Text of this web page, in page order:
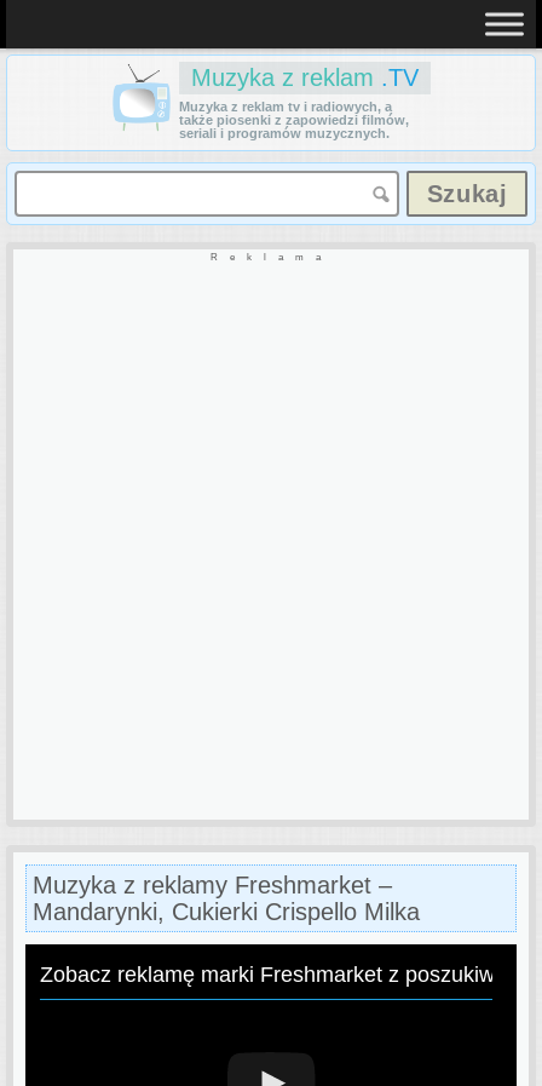
Muzyka z reklam .TV
Muzyka z reklam tv i radiowych, a
także piosenki z zapowiedzi filmów,
seriali i programów muzycznych.
Reklama
Muzyka z reklamy Freshmarket –
Mandarynki, Cukierki Crispello Milka
Zobacz reklamę marki Freshmarket z poszukiwaną